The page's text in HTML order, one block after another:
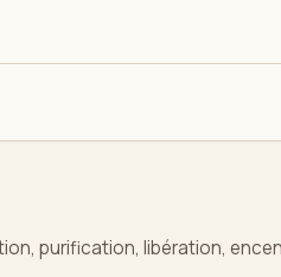
purification, libération,